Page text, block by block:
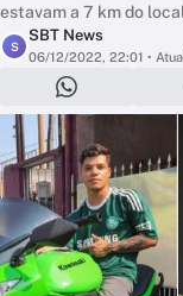
estavam a 7 km do
S
SBT News
06/12/2022, 22:01 •